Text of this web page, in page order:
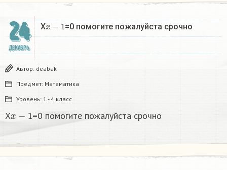
24
ДЕКАБРЬ
Xx−1 =0 помогите пожалуйста срочно
Автор: deabak
Предмет: Математика
Уровень: 1 - 4 класс
X =0 помогите пожалуйста срочно